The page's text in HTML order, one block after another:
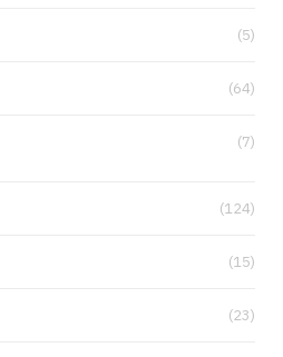
(5)
(64)
(7)
(124)
(15)
(23)